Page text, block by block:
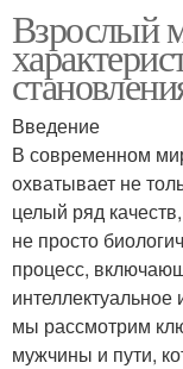
Взрослый
Введение
В современном
охватывает не
целый ряд
не просто
процесс,
интеллектуальное
мы рассмотрим
мужчины и пути,